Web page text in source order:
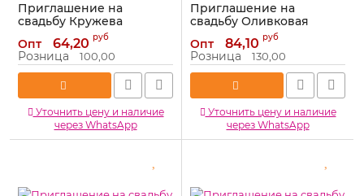
Приглашение на
свадьбу Кружева
золотые 13х18см с
калькой 5045498
Артикул: 5045498
Опт 64,20 руб
Розница 100,00
Уточнить цену и наличие
через WhatsApp
Приглашение на
свадьбу Оливковая
ветвь 13х18см с калькой
5045496
Артикул: 5045496
Опт 84,10 руб
Розница 130,00
Уточнить цену и наличие
через WhatsApp